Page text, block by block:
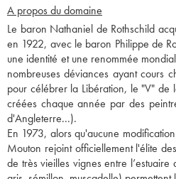
A propos du domaine
Le baron Nathaniel de Rothschild
en 1922, avec le baron Philippe de
une identité et une renommée
nombreuses déviances ayant cours
pour célébrer la Libération, le "V" de
créées chaque année par des
d'Angleterre...).
En 1973, alors qu'aucune
Mouton rejoint officiellement l'élite
de très vieilles vignes entre